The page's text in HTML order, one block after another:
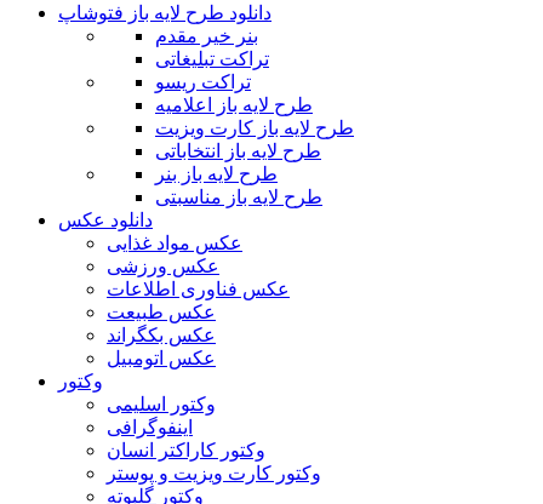
دانلود طرح لایه باز فتوشاپ
بنر خیر مقدم
تراکت تبلیغاتی
تراکت ریسو
طرح لایه باز اعلامیه
طرح لایه باز کارت ویزیت
طرح لایه باز انتخاباتی
طرح لایه باز بنر
طرح لایه باز مناسبتی
دانلود عکس
عکس مواد غذایی
عکس ورزشی
عکس فناوری اطلاعات
عکس طبیعت
عکس بکگراند
عکس اتومبیل
وکتور
وکتور اسلیمی
اینفوگرافی
وکتور کاراکتر انسان
وکتور کارت ویزیت و پوستر
وکتور گلبوته